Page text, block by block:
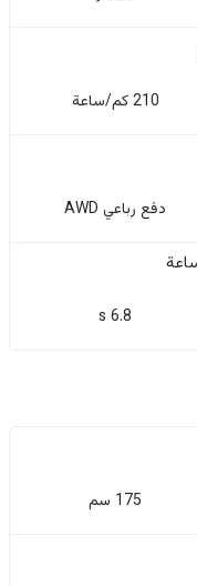
210 كم/ساعة
دفع رباعي AWD
6.8 s
175 سم